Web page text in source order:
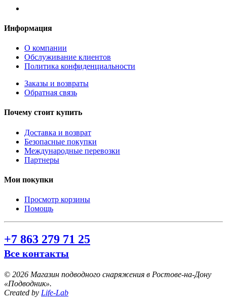
Информация
О компании
Обслуживание клиентов
Политика конфиденциальности
Заказы и возвраты
Обратная связь
Почему стоит купить
Доставка и возврат
Безопасные покупки
Международные перевозки
Партнеры
Мои покупки
Просмотр корзины
Помощь
+7 863 279 71 25
Все контакты
© 2026 Магазин подводного снаряжения в Ростове-на-Дону
«Подводник».
Created by Life-Lab